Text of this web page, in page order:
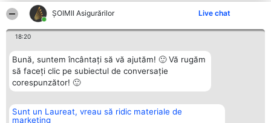
ȘOIMII Asigurărilor Live chat
18:20
Bună, suntem încântați să vă ajutăm! 🙂 Vă rugăm
să faceți clic pe subiectul de conversație
corespunzător! 🙂
Sunt un Laureat, vreau să ridic materiale de
marketing
Organizator Ranking
BRIGHT SOLUTIONS BR SRL
Plebiscyt Contact